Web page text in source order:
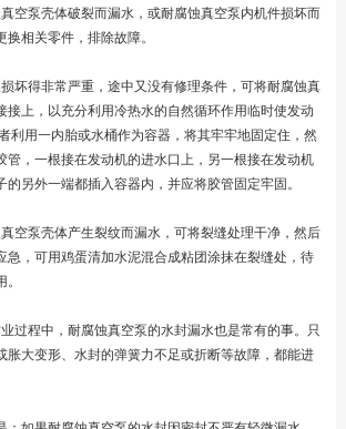
空泵壳体破裂而漏水，或耐腐蚀真空泵内机件损坏而
相关零件，排除故障。
坏得非常严重，途中又没有修理条件，可将耐腐蚀真
接上，以充分利用冷热水的自然循环作用临时使发动
利用一内胎或水桶作为容器，将其牢牢地固定住，然
管，一根接在发动机的进水口上，另一根接在发动机
的另外一端都插入容器内，并应将胶管固定牢固。
空泵壳体产生裂纹而漏水，可将裂缝处理干净，然后
急，可用鸡蛋清加水泥混合成粘团涂抹在裂缝处，待
过程中，耐腐蚀真空泵的水封漏水也是常有的事。只
胀大变形、水封的弹簧力不足或折断等故障，都能进